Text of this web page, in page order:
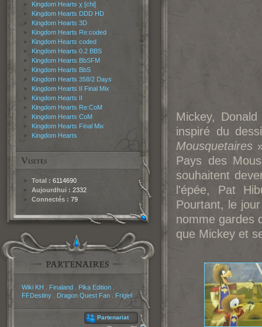
Kingdom Hearts χ [chi]
Kingdom Hearts DDD HD
Kingdom Hearts 3D
Kingdom Hearts Re:coded
Kingdom Hearts coded
Kingdom Hearts 0.2 BBS
Kingdom Hearts BbSFM
Kingdom Hearts BbS
Kingdom Hearts 358/2 Days
Kingdom Hearts II Final Mix
Kingdom Hearts II
Kingdom Hearts Re:CoM
Kingdom Hearts CoM
Kingdom Hearts Final Mix
Kingdom Hearts
Total : 6114690
Aujourdhui : 2332
Connectés : 79
Wiki KH Finaland Pika Edition
FFDestiny
Dragon Quest Fan Frigiel
Partenariat
Mickey,
inspiré du
Mousquetaires
Pays des
souhaitent
l'épée, Pat
Pourtant, le
nomme gardes
que Mickey et